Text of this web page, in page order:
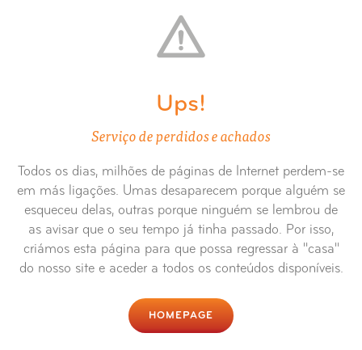
Ups!
Serviço de perdidos e achados
Todos os dias, milhões de páginas de Internet perdem-se
em más ligações. Umas desaparecem porque alguém se
esqueceu delas, outras porque ninguém se lembrou de
as avisar que o seu tempo já tinha passado. Por isso,
criámos esta página para que possa regressar à "casa"
do nosso site e aceder a todos os conteúdos disponíveis.
HOMEPAGE